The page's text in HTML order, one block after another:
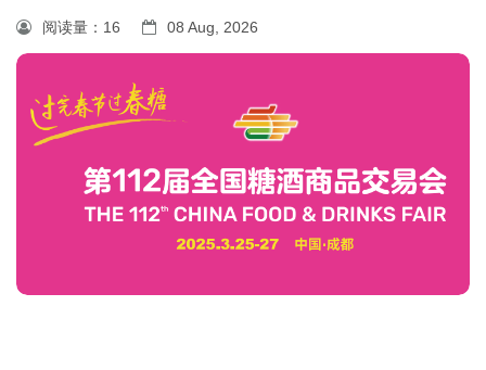
阅读量： 16 08 Aug, 2026